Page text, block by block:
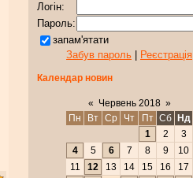
Логін:
Пароль:
запам'ятати
Забув пароль
Реєстрація
Календар новин
« Червень 2018 »
Пн
Вт Ср Чт Пт Сб
Нд
1
2
3
4
5 6 7 8 9
10
11
12 13 14 15 16
17